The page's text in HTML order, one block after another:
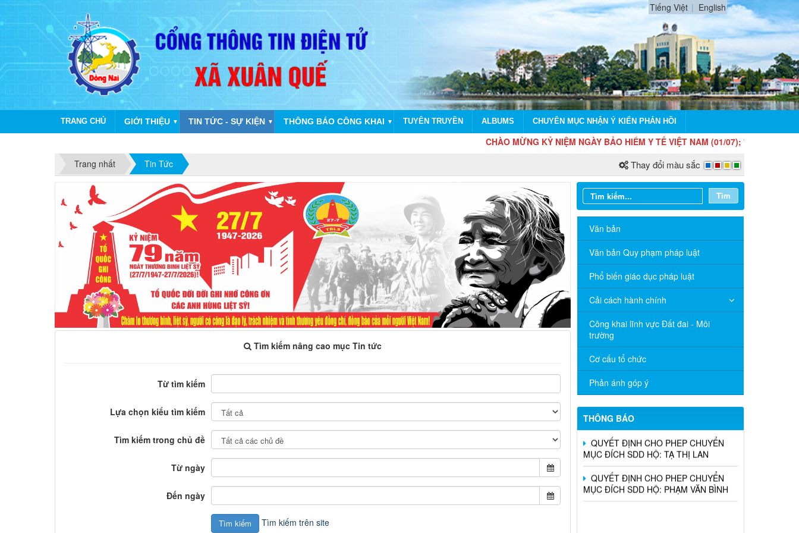
Tiếng Việt English
TRANG CHỦ GIỚI THIỆU ▼ TIN TỨC - SỰ KIỆN ▼ THÔNG BÁO CÔNG KHAI ▼ TUYÊN TRUYỀN ALBUMS CHUYÊN MỤC NHẬN Ý KIẾN PHẢN HỒI
CHÀO MỪNG KỶ NIỆM NGÀY BẢO HIỂM Y TẾ VIỆT NAM (01/07); 76 NĂM
Trang nhất
Tin Tức Thay đổi màu sắc
Tìm kiếm nâng cao mục Tin tức
Từ tìm kiếm
Lựa chọn kiểu tìm kiếm
Tìm kiếm trong chủ đề
Từ ngày
Đến ngày
Tìm kiếm trên site
Tìm
Văn bản
Văn bản Quy phạm pháp luật
Phổ biến giáo dục pháp luật
Cải cách hành chính
Công khai lĩnh vực Đất đai - Môi
trường
Cơ cấu tổ chức
Phản ánh góp ý
THÔNG BÁO
QUYẾT ĐỊNH CHO PHEP CHUYỂN
NGỌC
MỤC ĐÍCH SDD HỘ: VŨ THỊ TẦM
QUYẾT ĐỊNH CHO PHEP CHUYỂN
MỤC ĐÍCH SDD HỘ: TẠ THỊ LAN
QUYẾT ĐỊNH CHO PHEP CHUYỂN
MỤC ĐÍCH SDD HỘ: PHẠM VĂN BÌNH